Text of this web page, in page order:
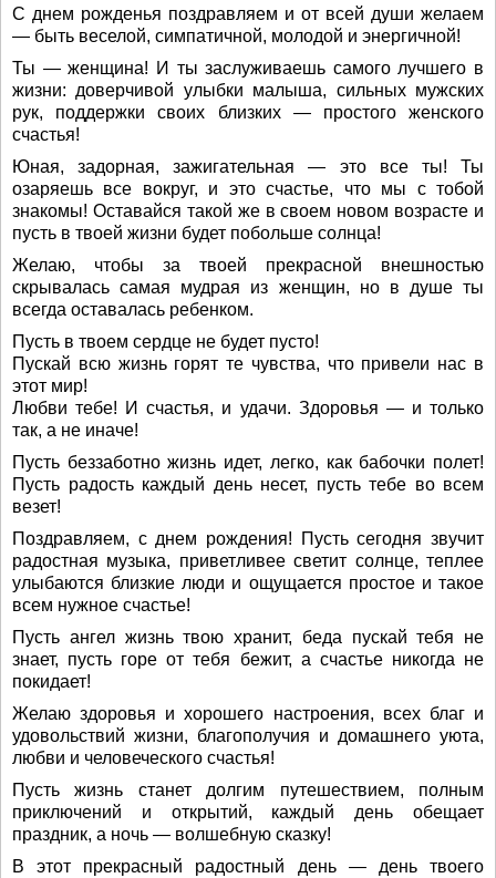
С днем рожденья поздравляем и от всей души желаем
— быть веселой, симпатичной, молодой и энергичной!
Ты — женщина! И ты заслуживаешь самого лучшего в
жизни: доверчивой улыбки малыша, сильных мужских
рук, поддержки своих близких — простого женского
счастья!
Юная, задорная, зажигательная — это все ты! Ты
озаряешь все вокруг, и это счастье, что мы с тобой
знакомы! Оставайся такой же в своем новом возрасте и
пусть в твоей жизни будет побольше солнца!
Желаю, чтобы за твоей прекрасной внешностью
скрывалась самая мудрая из женщин, но в душе ты
всегда оставалась ребенком.
Пусть в твоем сердце не будет пусто!
Пускай всю жизнь горят те чувства, что привели нас в
этот мир!
Любви тебе! И счастья, и удачи. Здоровья — и только
так, а не иначе!
Пусть беззаботно жизнь идет, легко, как бабочки полет!
Пусть радость каждый день несет, пусть тебе во всем
везет!
Поздравляем, с днем рождения! Пусть сегодня звучит
радостная музыка, приветливее светит солнце, теплее
улыбаются близкие люди и ощущается простое и такое
всем нужное счастье!
Пусть ангел жизнь твою хранит, беда пускай тебя не
знает, пусть горе от тебя бежит, а счастье никогда не
покидает!
Желаю здоровья и хорошего настроения, всех благ и
удовольствий жизни, благополучия и домашнего уюта,
любви и человеческого счастья!
Пусть жизнь станет долгим путешествием, полным
приключений и открытий, каждый день обещает
праздник, а ночь — волшебную сказку!
В этот прекрасный радостный день — день твоего